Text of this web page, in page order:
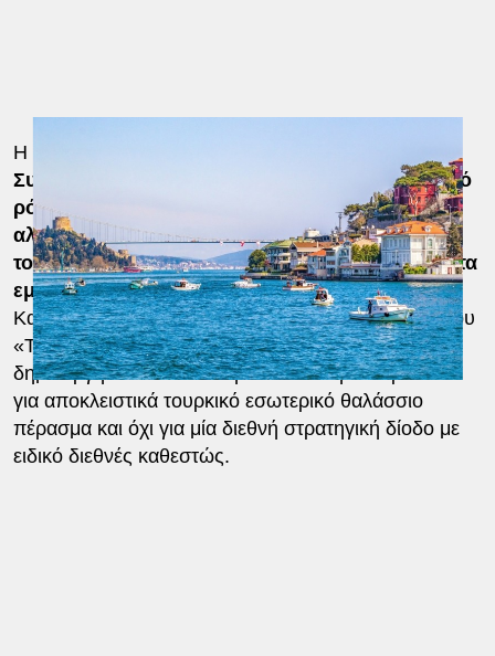
Η ελληνική επιχειρηματολογία βασίζεται κυρίως στη
Συνθήκη του Μοντρέ
η οποία αναγνωρίζει ειδικό
ρόλο της Τουρκίας στη διαχείριση των Στενών,
αλλά ταυτόχρονα κατοχυρώνει τη διεθνή φύση
τους, καθώς και την ελευθερία ναυσιπλοΐας για τα
εμπορικά πλοία σε καιρό ειρήνης.
Κατά την ελληνική ανάγνωση, η καθιέρωση του όρου
«Turkish Straits» σε διεθνή φόρα ενδέχεται να
δημιουργήσει σταδιακά την εντύπωση ότι πρόκειται
για αποκλειστικά τουρκικό εσωτερικό θαλάσσιο
πέρασμα και όχι για μία διεθνή στρατηγική δίοδο με
ειδικό διεθνές καθεστώς.